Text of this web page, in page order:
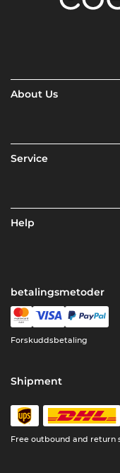
About Us
Service
Help
betalingsmetoder
Forskuddsbetaling
Shipment
Free outbound and return